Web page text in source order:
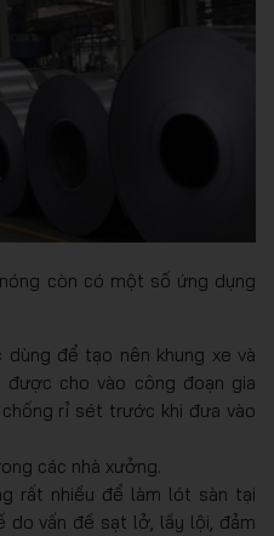
còn có một số ứng dụng
để tạo nên khung xe và
cho vào công đoạn gia
rỉ sét trước khi đưa vào
các nhà xưởng.
rất nhiều để làm lót sàn tại
do vấn đề sạt lở, lầy lội, đảm